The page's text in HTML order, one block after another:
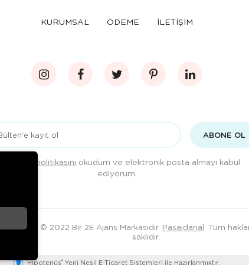
KURUMSAL ÖDEME İLETİŞİM
ABONE OL
Gizlilik politikasını okudum ve elektronik posta almayı kabul
ediyorum.
© 2022 Bir 2E Ajans Markasıdır. Pasajdanal . Tüm
saklıdır.
Hipotenüs® Yeni Nesil E-Ticaret Sistemleri ile Hazırlanmıştır.